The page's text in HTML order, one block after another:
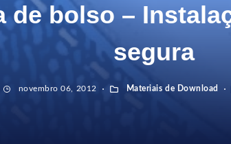
de bolso –
segura
novembro 06, 2012 Materiais de Download